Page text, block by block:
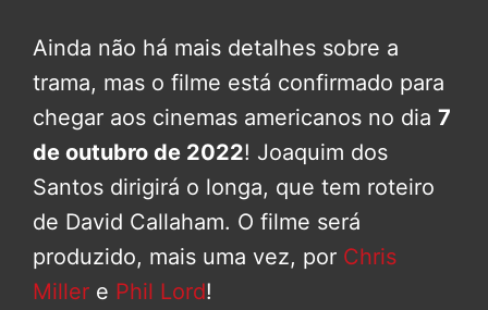
Ainda não há mais detalhes sobre a
trama, mas o filme está confirmado para
chegar aos cinemas americanos no dia 7
de outubro de 2022! Joaquim dos
Santos dirigirá o longa, que tem roteiro
de David Callaham. O filme será
produzido, mais uma vez, por Chris
Miller e Phil Lord!